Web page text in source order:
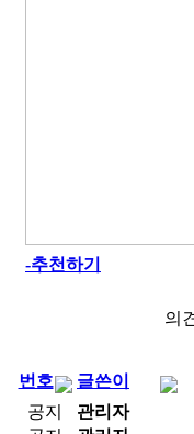
-추천하기
의
번호
글쓴이
공지
관리자